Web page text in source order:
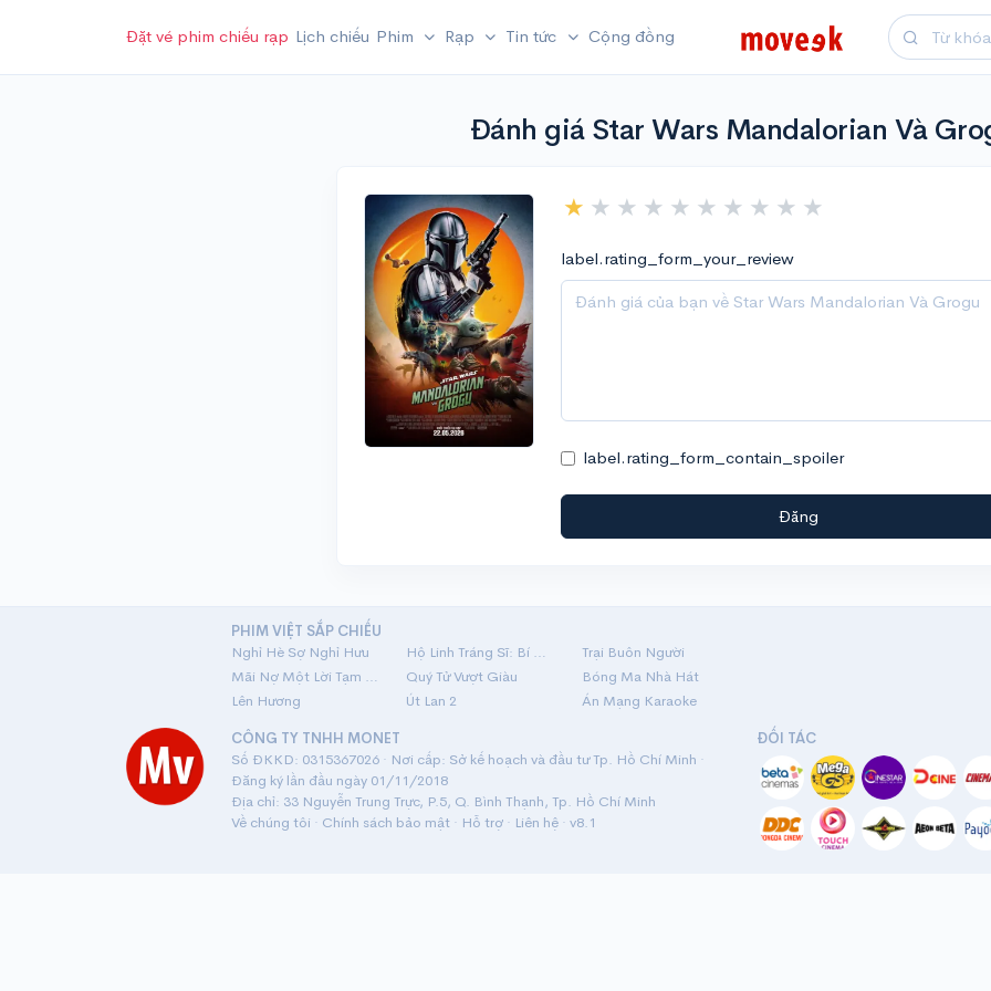
Đặt vé phim chiếu rạp Lịch chiếu Phim Rạp Tin tức Cộng đồng
Đánh giá Star Wars Mandalorian Và
label.rating_form_your_review
label.rating_form_contain_spoiler
Đăng
PHIM VIỆT SẮP CHIẾU
Nghỉ Hè Sợ Nghỉ Hưu
Hộ Linh Tráng Sĩ: Bí Ẩn Mộ Vua Đinh
Trại Buôn Người
Mãi Nợ Một Lời Tạm Biệt
Quý Tử Vượt Giàu
Bóng Ma Nhà Hát
Lên Hương
Út Lan 2
Án Mạng Karaoke
CÔNG TY TNHH MONET
Số ĐKKD: 0315367026 · Nơi cấp: Sở kế hoạch và đầu tư Tp. Hồ Chí Minh ·
Đăng ký lần đầu ngày 01/11/2018
Địa chỉ: 33 Nguyễn Trung Trực, P.5, Q. Bình Thạnh, Tp. Hồ Chí Minh
Về chúng tôi · Chính sách bảo mật· Hỗ trợ· Liên hệ· v8.1
ĐỐI TÁC